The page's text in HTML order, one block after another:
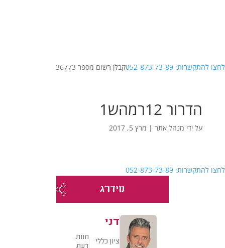
לחצו להתקשרות: 052-873-73-89 קבלן רשום מספר 36773
הדרור 12רמהש1
על ידי מנהל אתר| מרץ 5, 2017
לחצו להתקשרות: 052-873-73-89